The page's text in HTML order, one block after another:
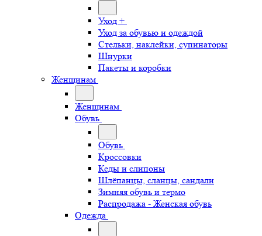
Уход +
Уход за обувью и одеждой
Стельки, наклейки, супинаторы
Шнурки
Пакеты и коробки
Женщинам
Женщинам
Обувь
Обувь
Кроссовки
Кеды и слипоны
Шлёпанцы, сланцы, сандали
Зимняя обувь и термо
Распродажа - Женская обувь
Одежда